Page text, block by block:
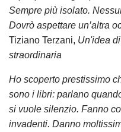
Sempre più isolato.
Dovrò aspettare un’altra
Tiziano Terzani, Un'idea
straordinaria
Ho scoperto prestissimo
sono i libri: parlano
si vuole silenzio. Fanno
invadenti. Danno